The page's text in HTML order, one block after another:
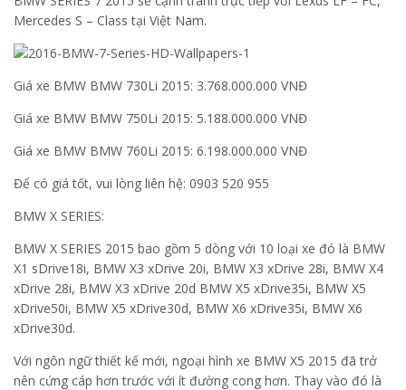
Mercedes S – Class tại Việt Nam.
Giá xe BMW BMW 730Li 2015: 3.768.000.000 VNĐ
Giá xe BMW BMW 750Li 2015: 5.188.000.000 VNĐ
Giá xe BMW BMW 760Li 2015: 6.198.000.000 VNĐ
Để có giá tốt, vui lòng liên hệ: 0903 520 955
BMW X SERIES:
BMW X SERIES 2015 bao gồm 5 dòng với 10 loại xe đó là BMW
X1 sDrive18i, BMW X3 xDrive 20i, BMW X3 xDrive 28i, BMW X4
xDrive 28i, BMW X3 xDrive 20d BMW X5 xDrive35i, BMW X5
xDrive50i, BMW X5 xDrive30d, BMW X6 xDrive35i, BMW X6
xDrive30d.
Với ngôn ngữ thiết kế mới, ngoại hình xe BMW X5 2015 đã trở
nên cứng cáp hơn trước với ít đường cong hơn. Thay vào đó là